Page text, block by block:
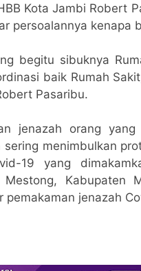
Kota Jambi Robert
persoalannya kenapa
begitu sibuknya
baik Rumah
Pasaribu.
jenazah orang
menimbulkan
19 yang
Mestong, Kabupaten
pemakaman jenazah